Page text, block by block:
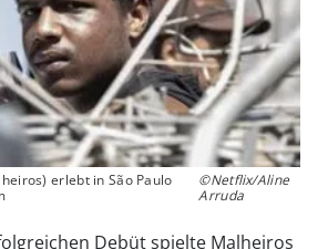
erlebt in São Paulo
©Netflix/Aline
Arruda
Debüt spielte Malheiros